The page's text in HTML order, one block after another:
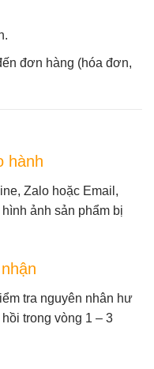
.
đơn hàng (hóa đơn,
hành
Zalo hoặc Email ,
ảnh sản phẩm bị
tra nguyên nhân hư
trong vòng 1 – 3